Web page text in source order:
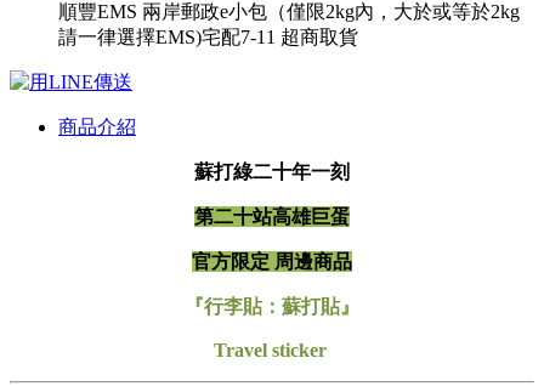
順豐EMS 兩岸郵政e小包（僅限2kg內，大於或等於2kg
請一律選擇EMS)宅配7-11 超商取貨
商品介紹
蘇打綠二十年一刻
第二十站高雄巨蛋
官方限定 周邊商品
『行李貼：蘇打貼』
Travel sticker